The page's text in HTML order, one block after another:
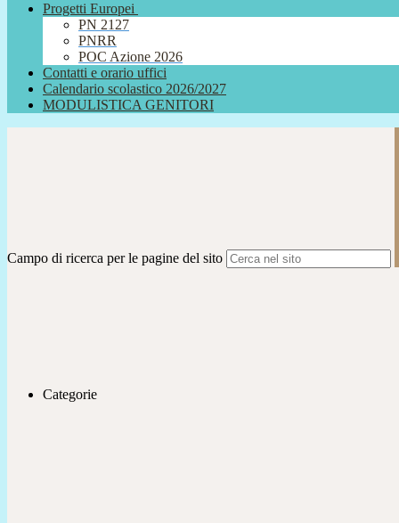
Progetti Europei
PN 2127
PNRR
POC Azione 2026
Contatti e orario uffici
Calendario scolastico 2026/2027
MODULISTICA GENITORI
Campo di ricerca per le pagine del sito
Categorie